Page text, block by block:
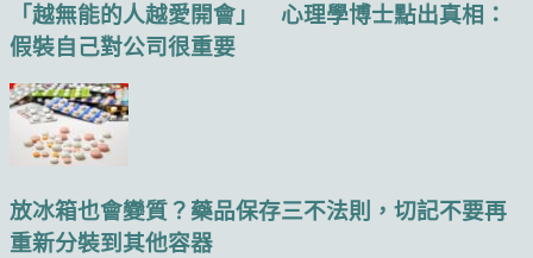
「越無能的人越愛開會」 心理學博士點出真相：
假裝自己對公司很重要
放冰箱也會變質？藥品保存三不法則，切記不要再
重新分裝到其他容器